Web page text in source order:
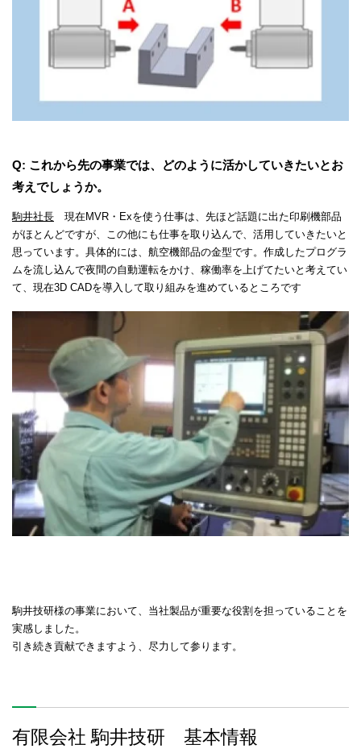
Q: これから先の事業では、どのように活かしていきたいとお
考えでしょうか。
駒井社長 現在MVR・Exを使う仕事は、先ほど話題に出た印刷機部品
がほとんどですが、この他にも仕事を取り込んで、活用していきたいと
思っています。具体的には、航空機部品の金型です。作成したプログラ
ムを流し込んで夜間の自動運転をかけ、稼働率を上げてたいと考えてい
て、現在3D CADを導入して取り組みを進めているところです
駒井技研様の事業において、当社製品が重要な役割を担っていることを
実感しました。
引き続き貢献できますよう、尽力して参ります。
有限会社 駒井技研 基本情報